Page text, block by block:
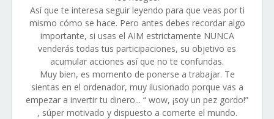
Así que te interesa seguir leyendo para que veas por ti
mismo cómo se hace. Pero antes debes recordar algo
importante, si usas el AIM estrictamente NUNCA
venderás todas tus participaciones, su objetivo es
acumular acciones así que no te confundas.
Muy bien, es momento de ponerse a trabajar. Te
sientas en el ordenador, muy ilusionado porque vas a
empezar a invertir tu dinero... “ wow, ¡soy un pez gordo!”
, súper motivado y dispuesto a comerte el mundo.